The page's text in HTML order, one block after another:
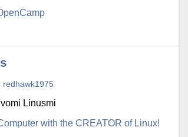
redhawk1975
Linusmi
with the CREATOR of Linux!